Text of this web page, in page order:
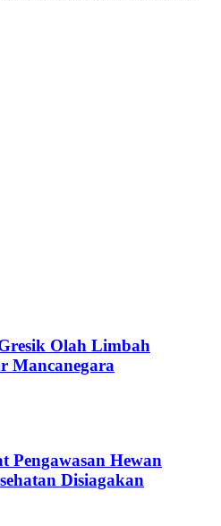
Olah Limbah
Mancanegara
Pengawasan Hewan
Disiagakan